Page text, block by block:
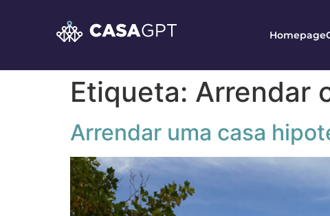
Homepage
Etiqueta: Arrendar
Arrendar uma casa